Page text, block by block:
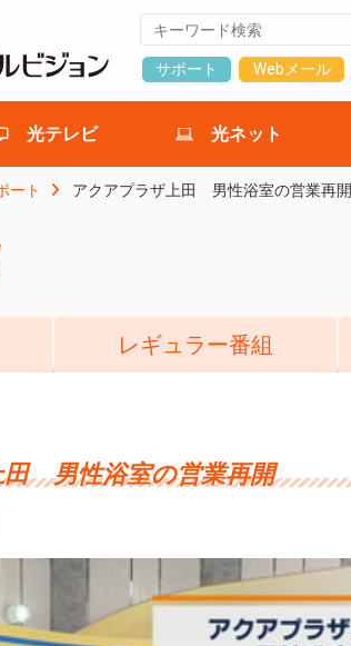
サポート Webメール
光テレビ 光ネット
ート アクアプラザ上田 男性浴室の営業再開
レギュラー番組
男性浴室の営業再開